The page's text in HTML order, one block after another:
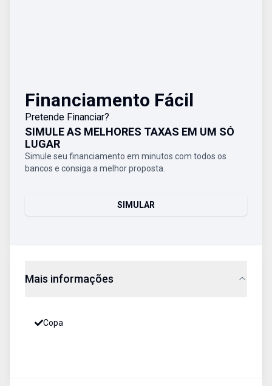
Financiamento Fácil
Pretende Financiar?
SIMULE AS MELHORES TAXAS EM UM SÓ
LUGAR
Simule seu financiamento em minutos com todos os
bancos e consiga a melhor proposta.
SIMULAR
Mais informações
Copa